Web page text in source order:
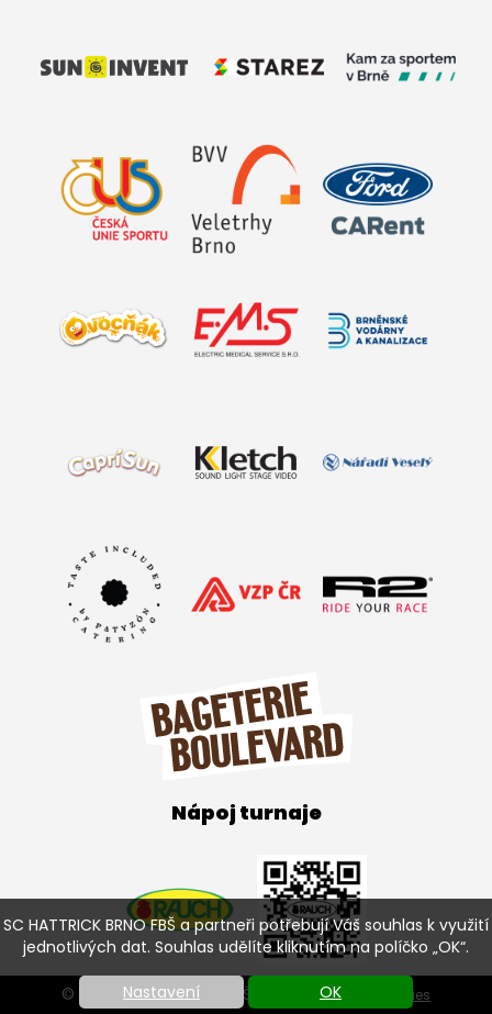
SC HATTRICK BRNO FBŠ a partneři potřebují Váš souhlas k využití
jednotlivých dat. Souhlas udělíte kliknutím na políčko „OK“.
Nastavení OK
Nápoj turnaje
© SC HATTRICK BRNO FBŠ 2026 | Nastavení cookies